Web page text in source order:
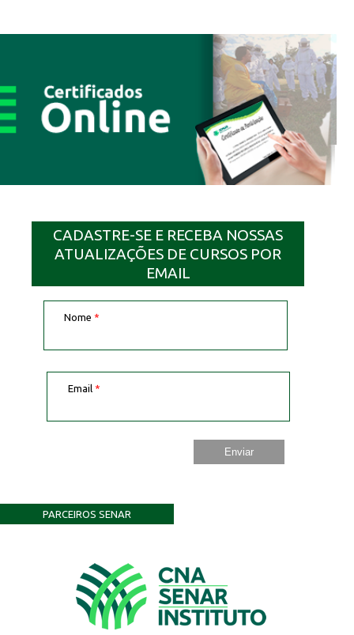
CADASTRE-SE E RECEBA NOSSAS
ATUALIZAÇÕES DE CURSOS POR
EMAIL
Nome *
Email *
PARCEIROS SENAR